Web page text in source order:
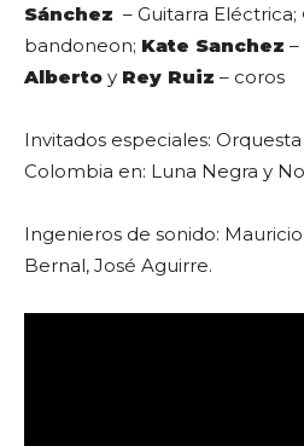
Sánchez – Guitarra Eléctrica;
bandoneon; Kate Sanchez
Alberto y Rey Ruiz – coros
Invitados especiales:
Colombia en: Luna Negra y
Ingenieros de sonido:
Bernal, José Aguirre.